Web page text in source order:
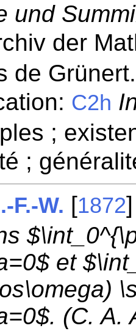
und
der
de
C2h
;
;
F.-W. [1872
et
(C. A.